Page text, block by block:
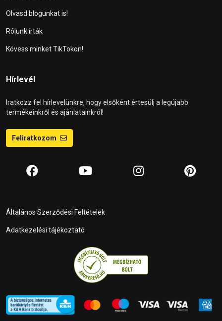
Olvasd blogunkat is!
Rólunk írták
Kövess minket TikTokon!
Hírlevél
Iratkozz fel hírlevelünkre, hogy elsőként értesülj a legújabb
termékeinkről és ajánlatainkról!
Feliratkozom
Általános Szerződési Feltételek
Adatkezelési tájékoztató